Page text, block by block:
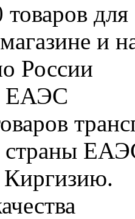
товаров
и
России
ЕАЭС
страны
Киргизию.